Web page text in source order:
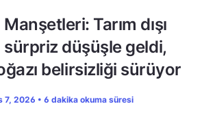
Tarım dışı
düşüşle geldi,
belirsizliği sürüyor
7, 2026 • 6 dakika okuma süresi